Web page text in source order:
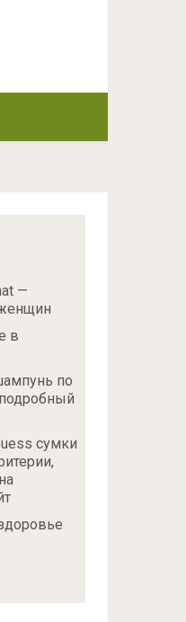
—
в
по
сумки